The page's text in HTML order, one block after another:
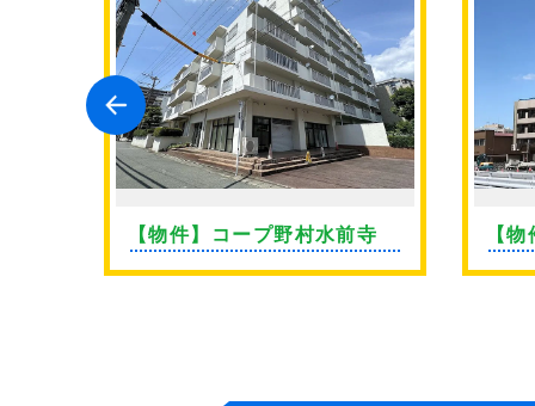
【物件】コープ野村水前寺 【